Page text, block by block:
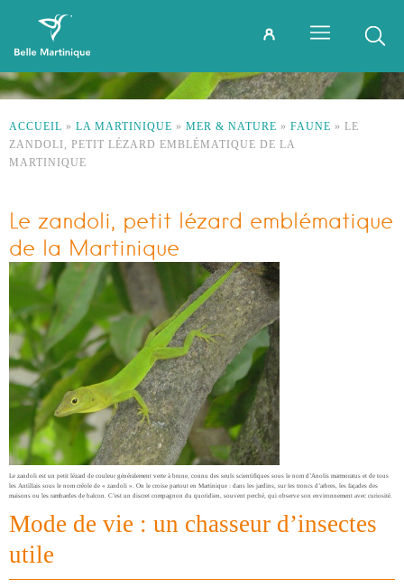
ACCUEIL » LA MARTINIQUE » MER & NATURE » FAUNE » LE
ZANDOLI, PETIT LÉZARD EMBLÉMATIQUE DE LA
MARTINIQUE
Le zandoli, petit lézard emblématique
de la Martinique
Le zandoli est un petit lézard de couleur généralement verte à brune, connu des seuls scientifiques sous le nom d’Anolis marmoratus et de tous
les Antillais sous le nom créole de « zandoli ». On le croise partout en Martinique : dans les jardins, sur les troncs d’arbres, les façades des
maisons ou les rambardes de balcon. C’est un discret compagnon du quotidien, souvent perché, qui observe son environnement avec curiosité.
Mode de vie : un chasseur d’insectes
utile